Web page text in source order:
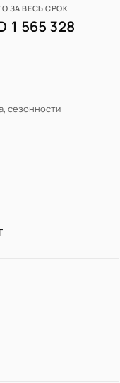
ЗА ВЕСЬ СРОК
1 565 328
сезонности